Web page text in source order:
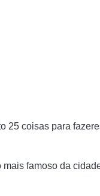
25 coisas para
mais famoso da